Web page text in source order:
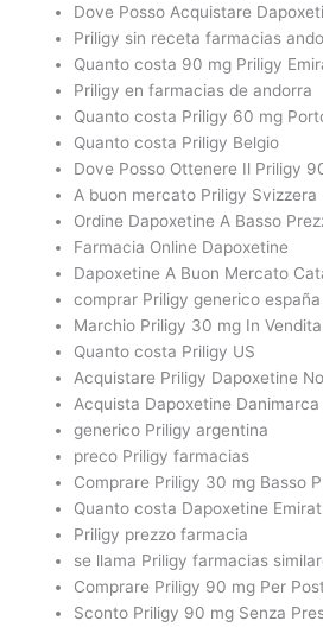
Dove Posso Acquistare
Priligy sin receta farmacias
Quanto costa 90 mg Priligy
Priligy en farmacias de andorra
Quanto costa Priligy 60 mg
Quanto costa Priligy Belgio
Dove Posso Ottenere Il Priligy
A buon mercato Priligy Svizzera
Ordine Dapoxetine A Basso
Farmacia Online Dapoxetine
Dapoxetine A Buon Mercato
comprar Priligy generico españa
Marchio Priligy 30 mg In Vendita
Quanto costa Priligy US
Acquistare Priligy Dapoxetine
Acquista Dapoxetine Danimarca
generico Priligy argentina
preco Priligy farmacias
Comprare Priligy 30 mg Basso
Quanto costa Dapoxetine
Priligy prezzo farmacia
se llama Priligy farmacias
Comprare Priligy 90 mg Per
Sconto Priligy 90 mg Senza